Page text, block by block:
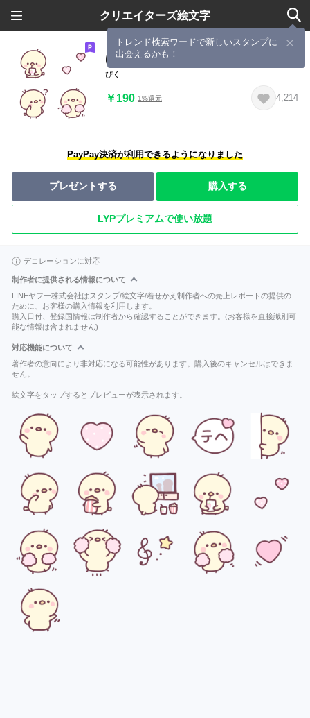
クリエイターズ絵文字
トレンド検索ワードで新しいスタンプに
出会えるかも！
ゆるもちひよこ
ぴく
￥190 1%還元 4,214
PayPay決済が利用できるようになりました
プレゼントする 購入する
LYPプレミアムで使い放題
デコレーションに対応
制作者に提供される情報について
LINEヤフー株式会社はスタンプ/絵文字/着せかえ制作者への売上レポートの提供の
ために、お客様の購入情報を利用します。
購入日付、登録国情報は制作者から確認することができます。(お客様を直接識別可
能な情報は含まれません)
対応機能について
著作者の意向により非対応になる可能性があります。購入後のキャンセルはできま
せん。
絵文字をタップするとプレビューが表示されます。